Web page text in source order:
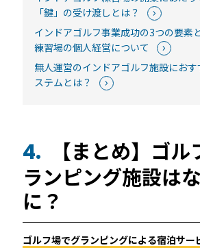
「鍵」の受け渡しとは？
インドアゴルフ事業成功の3つの要素
練習場の個人経営について
無人運営のインドアゴルフ施設にお
ステムとは？
4.
【まとめ】ゴ
ランピング施設は
に？
ゴルフ場でグランピングによる宿泊サー